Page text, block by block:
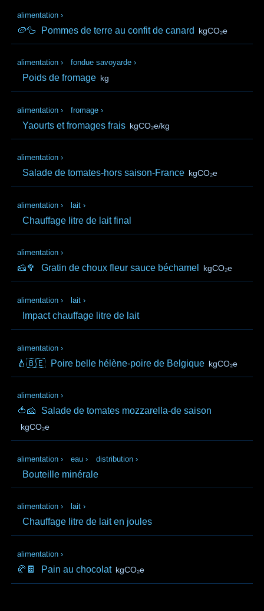
alimentation ›
🥔🦆 Pommes de terre au confit de canard kgCO₂e
alimentation › fondue savoyarde ›
Poids de fromage kg
alimentation › fromage ›
Yaourts et fromages frais kgCO₂e/kg
alimentation ›
Salade de tomates-hors saison-France kgCO₂e
alimentation › lait ›
Chauffage litre de lait final
alimentation ›
🧀🥦 Gratin de choux fleur sauce béchamel kgCO₂e
alimentation › lait ›
Impact chauffage litre de lait
alimentation ›
🍐🇧🇪 Poire belle hélène-poire de Belgique kgCO₂e
alimentation ›
🍅🧀 Salade de tomates mozzarella-de saison
kgCO₂e
alimentation › eau › distribution ›
Bouteille minérale
alimentation › lait ›
Chauffage litre de lait en joules
alimentation ›
🥐🍫 Pain au chocolat kgCO₂e